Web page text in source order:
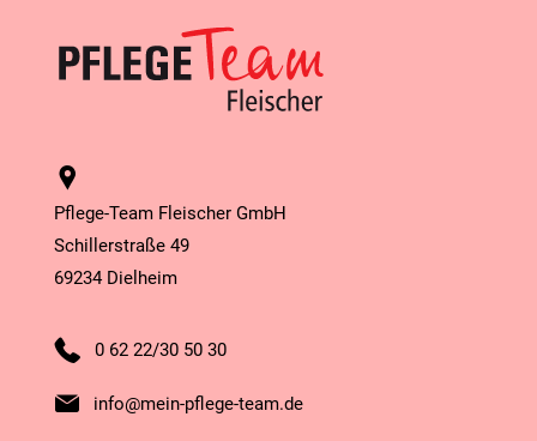
Pflege-Team Fleischer GmbH
Schillerstraße 49
69234 Dielheim
0 62 22/30 50 30
info@mein-pflege-team.de